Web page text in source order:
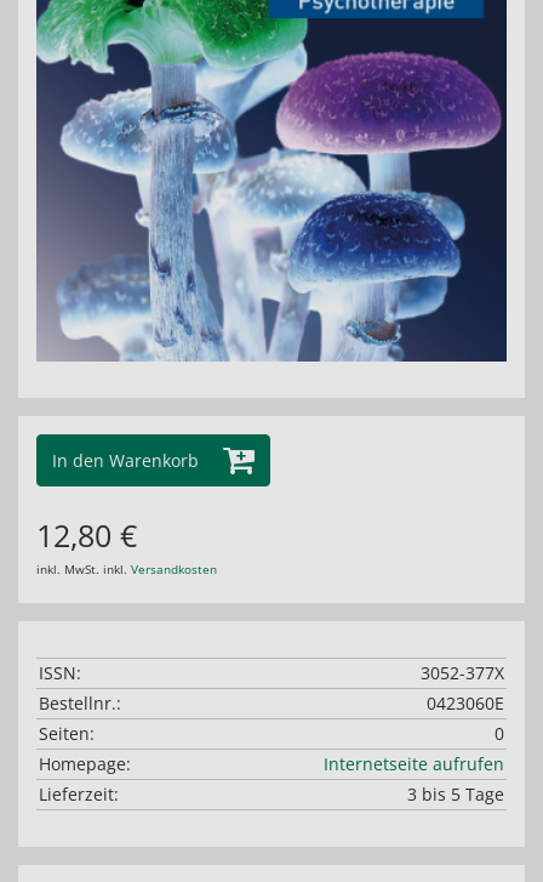
In den Warenkorb
12,80 €
inkl. MwSt. inkl. Versandkosten
ISSN:
3052-377X
Bestellnr.:
0423060E
Seiten:
0
Homepage:
Internetseite aufrufen
Lieferzeit:
3 bis 5 Tage